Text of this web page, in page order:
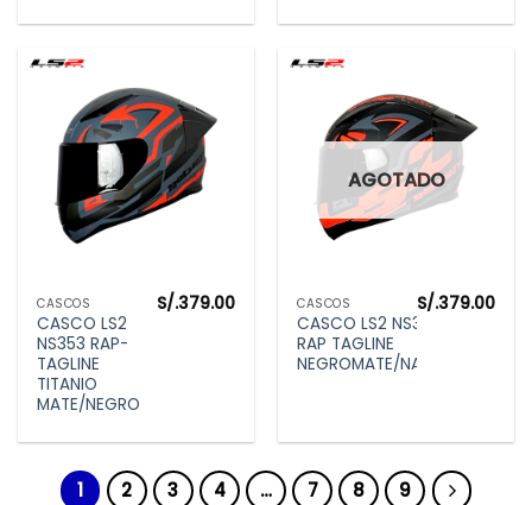
CASCOS
CASCO LS2
NS353 RAP-
TAGLINE
TITANIO
MATE/NEGRO
S/.379.00
AGOTADO
CASCOS
CASCO LS2 NS353
RAP TAGLINE
NEGROMATE/NARANJA
S/.379.00
1 2 3 4 … 7 8 9